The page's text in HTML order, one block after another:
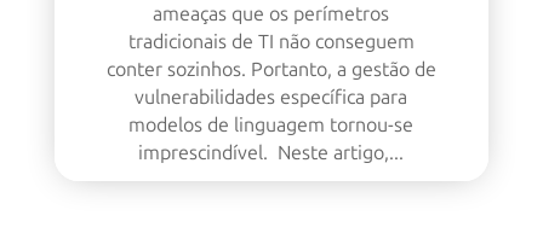
ameaças que os perímetros
tradicionais de TI não conseguem
conter sozinhos. Portanto, a gestão de
vulnerabilidades específica para
modelos de linguagem tornou-se
imprescindível. Neste artigo,...